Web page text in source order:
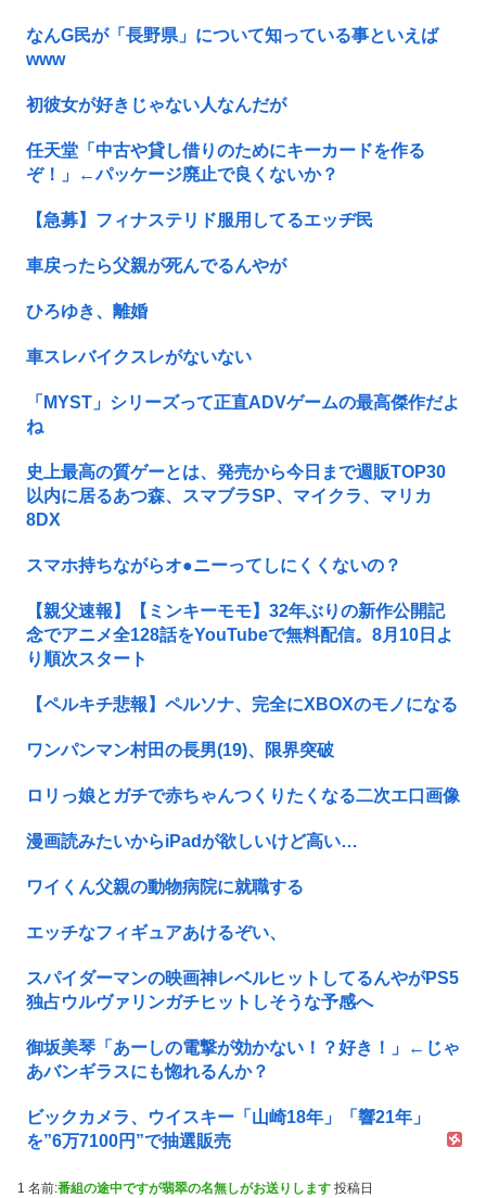
なんG民が「長野県」について知っている事といえば
www
初彼女が好きじゃない人なんだが
任天堂「中古や貸し借りのためにキーカードを作る
ぞ！」←パッケージ廃止で良くないか？
【急募】フィナステリド服用してるエッヂ民
車戻ったら父親が死んでるんやが
ひろゆき、離婚
車スレバイクスレがないない
「MYST」シリーズって正直ADVゲームの最高傑作だよ
ね
史上最高の質ゲーとは、発売から今日まで週販TOP30
以内に居るあつ森、スマブラSP、マイクラ、マリカ
8DX
スマホ持ちながらオ●ニーってしにくくないの？
【親父速報】【ミンキーモモ】32年ぶりの新作公開記
念でアニメ全128話をYouTubeで無料配信。8月10日よ
り順次スタート
【ペルキチ悲報】ペルソナ、完全にXBOXのモノになる
ワンパンマン村田の長男(19)、限界突破
ロリっ娘とガチで赤ちゃんつくりたくなる二次エ口画像
漫画読みたいからiPadが欲しいけど高い…
ワイくん父親の動物病院に就職する
エッチなフィギュアあけるぞい、
スパイダーマンの映画神レベルヒットしてるんやがPS5
独占ウルヴァリンガチヒットしそうな予感へ
御坂美琴「あーしの電撃が効かない！？好き！」←じゃ
あバンギラスにも惚れるんか？
ビックカメラ、ウイスキー「山崎18年」「響21年」
を”6万7100円”で抽選販売
1 名前:番組の途中ですが翡翠の名無しがお送りします 投稿日